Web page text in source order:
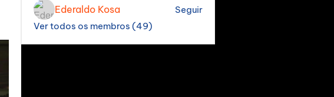
Ederaldo Kosa
Seguir
Ver todos os membros (49)